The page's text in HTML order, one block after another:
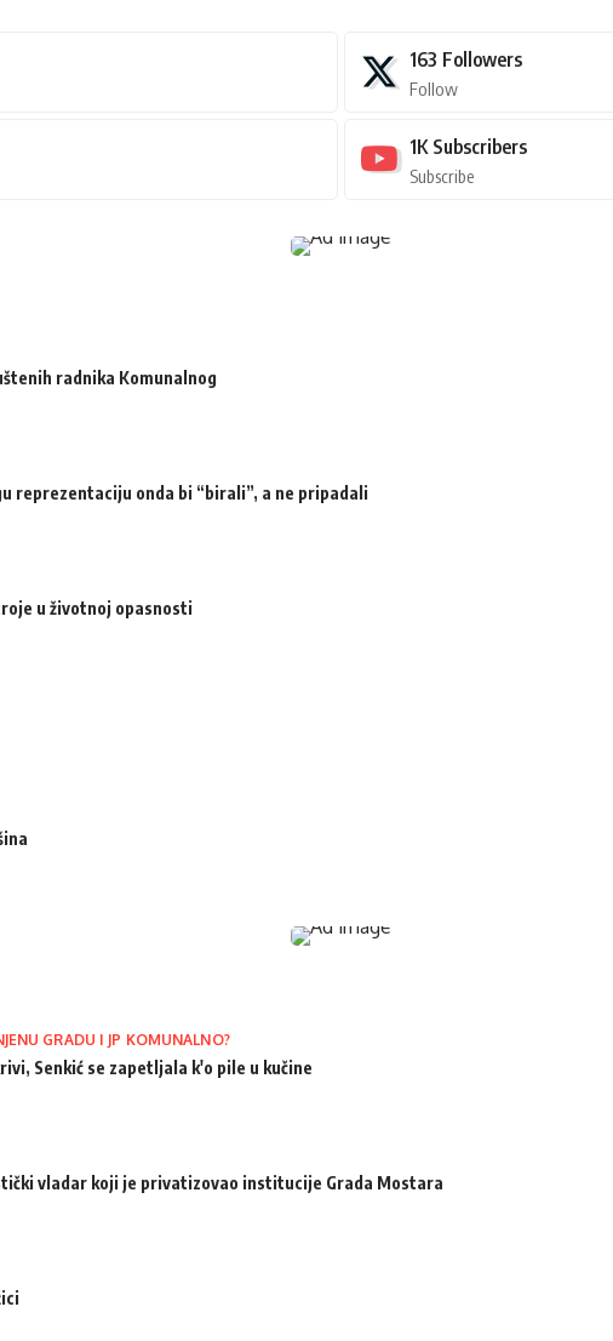
163 Followers
Follow
1K Subscribers
Subscribe
radnika Komunalnog
reprezentaciju onda bi “birali”, a ne pripadali
u životnoj opasnosti
GRADU I JP KOMUNALNO?
Senkić se zapetljala k'o pile u kučine
vladar koji je privatizovao institucije Grada Mostara